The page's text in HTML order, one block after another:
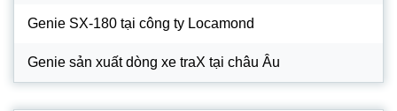
Genie SX-180 tại công ty Locamond
Genie sản xuất dòng xe traX tại châu Âu